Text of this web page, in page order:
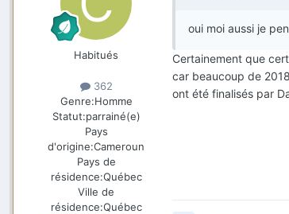
Habitués
362
Genre:Homme
Statut:parrainé(e)
Pays
d'origine:Cameroun
Pays de
résidence:Québec
Ville de
résidence:Québec
oui moi aussi je
Certainement que
car beaucoup de
ont été finalisés par